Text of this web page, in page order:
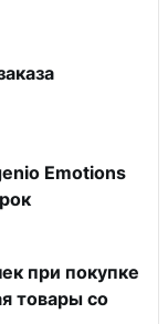
Emotions
при покупке
товары со